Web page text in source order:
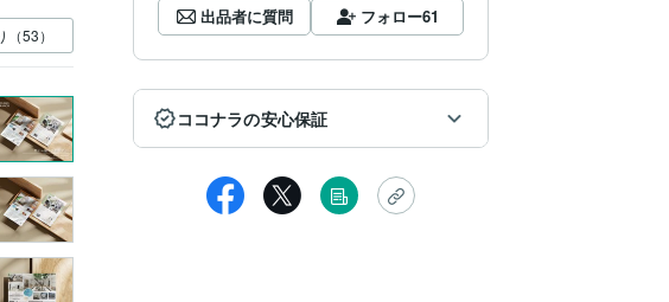
（53）
出品者に質問 フォロー61
ココナラの安心保証